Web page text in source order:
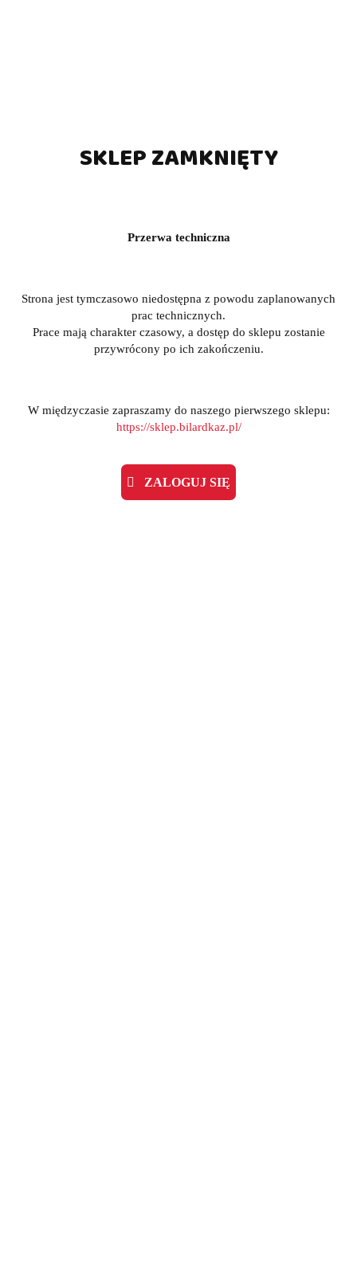
SKLEP ZAMKNIĘTY
Przerwa techniczna
Strona jest tymczasowo niedostępna z powodu zaplanowanych
prac technicznych.
Prace mają charakter czasowy, a dostęp do sklepu zostanie
przywrócony po ich zakończeniu.
W międzyczasie zapraszamy do naszego pierwszego sklepu:
https://sklep.bilardkaz.pl/
ZALOGUJ SIĘ